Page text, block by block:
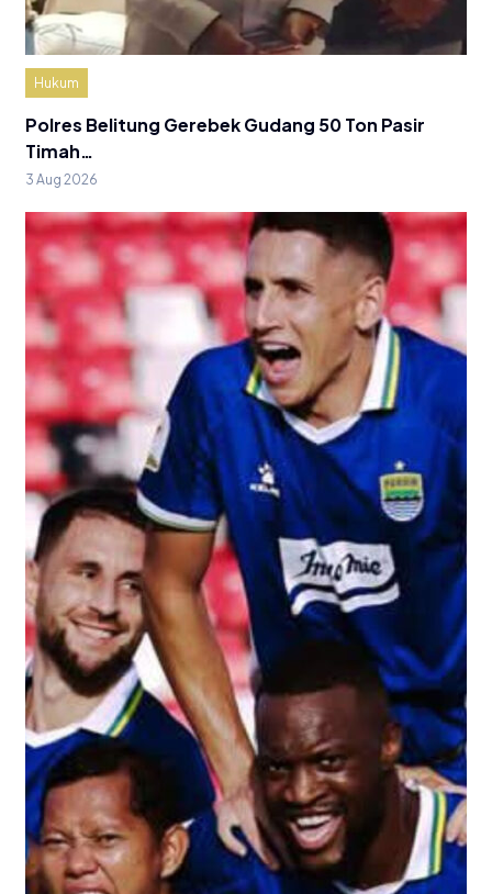
Hukum
Polres Belitung Gerebek Gudang 50 Ton Pasir
Timah…
3 Aug 2026